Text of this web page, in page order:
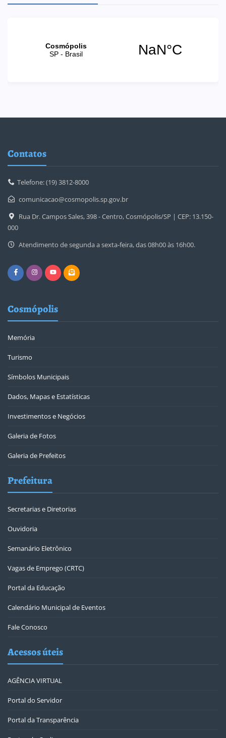
Contatos
Telefone: (19) 3812-8000
comunicacao@cosmopolis.sp.gov.br
Rua Dr. Campos Sales, 398 - Centro, Cosmópolis/SP | CEP: 13.150-
000
Atendimento de segunda a sexta-feira, das 08h00 às 16h00.
Cosmópolis
Memória
Turismo
Símbolos Municipais
Dados, Mapas e Estatísticas
Investimentos e Negócios
Galeria de Fotos
Galeria de Prefeitos
Prefeitura
Secretarias e Diretorias
Ouvidoria
Semanário Eletrônico
Vagas de Emprego (CRTC)
Portal da Educação
Calendário Municipal de Eventos
Fale Conosco
Acessos úteis
AGÊNCIA VIRTUAL
Portal do Servidor
Portal da Transparência